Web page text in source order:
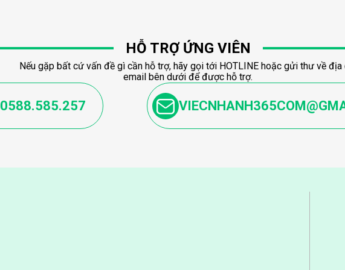
HỖ TRỢ ỨNG VIÊN
Nếu gặp bất cứ vấn đề gì cần hỗ trợ, hãy gọi tới HOTLINE hoặc gửi thư về địa
email bên dưới để được hỗ trợ.
0588.585.257